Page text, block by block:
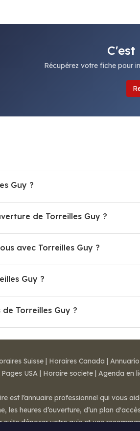
Récupérez votre fiche pour
Guy ?
de Torreilles Guy ?
avec Torreilles Guy ?
Guy ?
Torreilles Guy ?
Suisse | Horaires Canada |
USA | Horaire societe | Agenda en
est l’annuaire professionnel qui vous
les heures d’ouverture, d’un plan
déposer votre avis et vos